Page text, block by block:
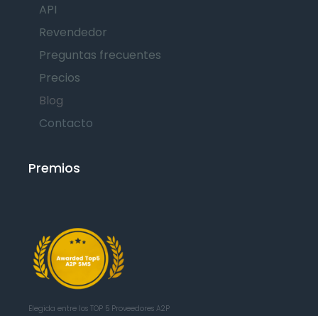
API
Revendedor
Preguntas frecuentes
Precios
Blog
Contacto
Premios
Elegida entre los TOP 5 Proveedores A2P